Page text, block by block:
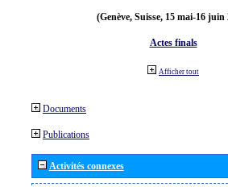
(Genève, Suisse, 15 mai-16 juin
Actes finals
Afficher tout
Documents
Publications
Activités connexes